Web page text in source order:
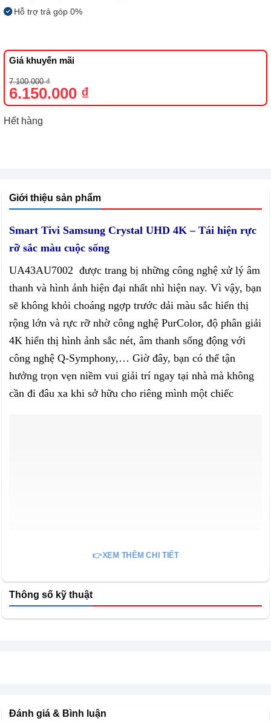
Hỗ trợ trả góp 0%
Giá khuyến mãi
7.100.000₫
Giá
gốc
là:
6.150.000 ₫
Giá
hiện
tại
6.150.000 ₫.
Hết hàng
Giới thiệu sản phẩm
Smart Tivi Samsung Crystal UHD 4K – Tái hiện rực
rỡ sắc màu cuộc sống
UA43AU7002 được trang bị những công nghệ xử lý âm
thanh và hình ảnh hiện đại nhất nhì hiện nay. Vì vậy, bạn
sẽ không khỏi choáng ngợp trước dải màu sắc hiển thị
rộng lớn và rực rỡ nhờ công nghệ PurColor, độ phân giải
4K hiển thị hình ảnh sắc nét, âm thanh sống động với
công nghệ Q-Symphony,… Giờ đây, bạn có thể tận
hưởng trọn vẹn niềm vui giải trí ngay tại nhà mà không
cần đi đâu xa khi sở hữu cho riêng mình một chiếc
sinh sống lên tầm cao mới
👉XEM THÊM CHI TIẾT
Thông số kỹ thuật
Đánh giá & Bình luận